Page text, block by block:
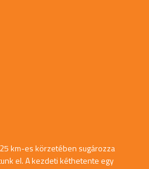
km-es körzetében sugározza
el. A kezdeti kéthetente egy